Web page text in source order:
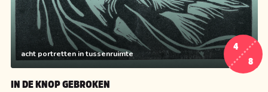
acht portretten in tussenruimte
4
8
IN DE KNOP GEBROKEN